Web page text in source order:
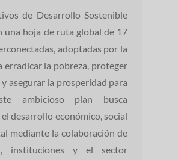
de Desarrollo Sostenible
una hoja de ruta global de 17
adoptadas por la
erradicar la pobreza, proteger
asegurar la prosperidad para
ambicioso plan busca
desarrollo económico, social
mediante la colaboración de
instituciones y el sector